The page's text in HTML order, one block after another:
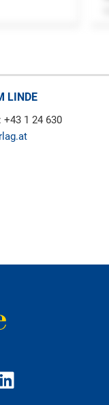
LINDE
1 24 630